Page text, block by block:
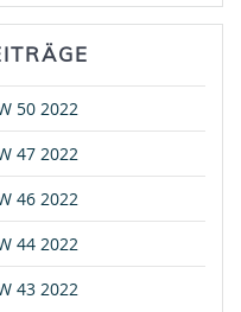
50 2022
47 2022
46 2022
44 2022
43 2022